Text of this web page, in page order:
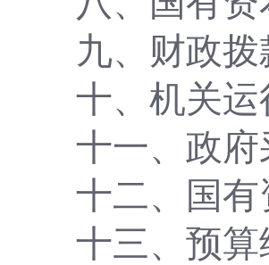
九、财政拨
十、机关
十一、政
十二、国
十三、预